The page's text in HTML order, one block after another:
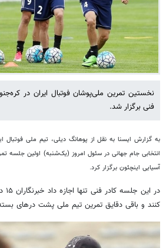
نخستین تمرین ملی‌پوشان فوتبال ایران در
فنی برگزار شد.
به گزارش ایسنا به نقل از پوهانگ دیلی، تیم ملی فوتبال
انتخابی جام جهانی در سئول امروز (یک‌شنبه) اولین جلسه
آسیایی اینچئون برگزار کرد.
کنند و باقی دقایق تمرین تیم ملی پشت درهای